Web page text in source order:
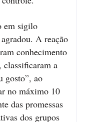
em sigilo
A reação
conhecimento
classificaram a
gosto”, ao
no máximo 10
das promessas
dos grupos